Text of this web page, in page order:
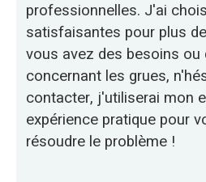
professionnelles. J'ai
satisfaisantes pour plus
vous avez des besoins
concernant les grues,
contacter, j'utiliserai mon
expérience pratique pour
résoudre le problème !